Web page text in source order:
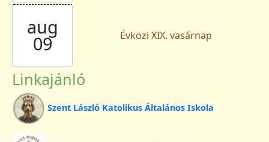
aug
09 Évközi XIX. vasárnap
Linkajánló
Szent László Katolikus Általános Iskola